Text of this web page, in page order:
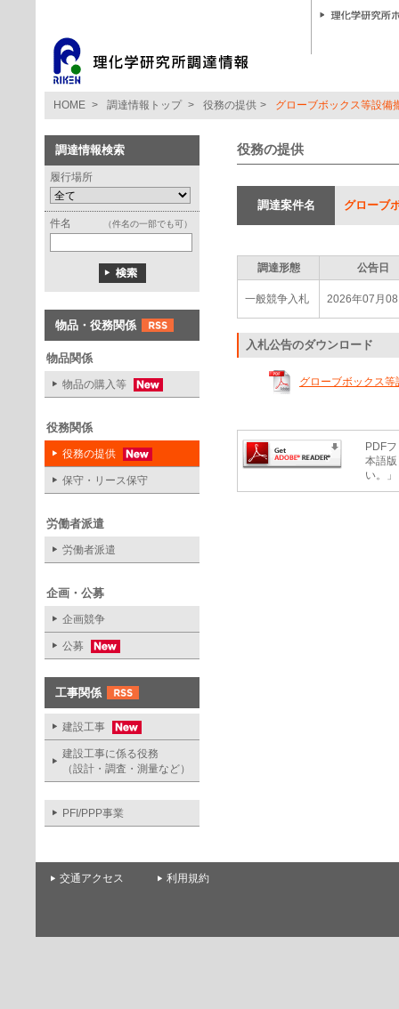
HOME > 調達情報トップ > 役務の提供 > グローブボックス等設備
調達情報検索
履行場所
件名 （件名の一部でも可）
物品・役務関係
物品関係
物品の購入等
役務関係
役務の提供
保守・リース保守
労働者派遣
労働者派遣
企画・公募
企画競争
公募
工事関係
建設工事
建設工事に係る役務
（設計・調査・測量など）
PFI/PPP事業
役務の提供
調達案件名 グローブ
調達形態 公告日
一般競争入札 2026年07月
入札公告のダウンロード
グローブボックス
PDF
本語
い。」
交通アクセス 利用規約